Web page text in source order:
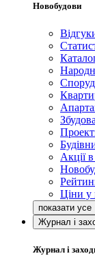
Новобудови
Акції
Ціни у
Журнал і
Журнал і